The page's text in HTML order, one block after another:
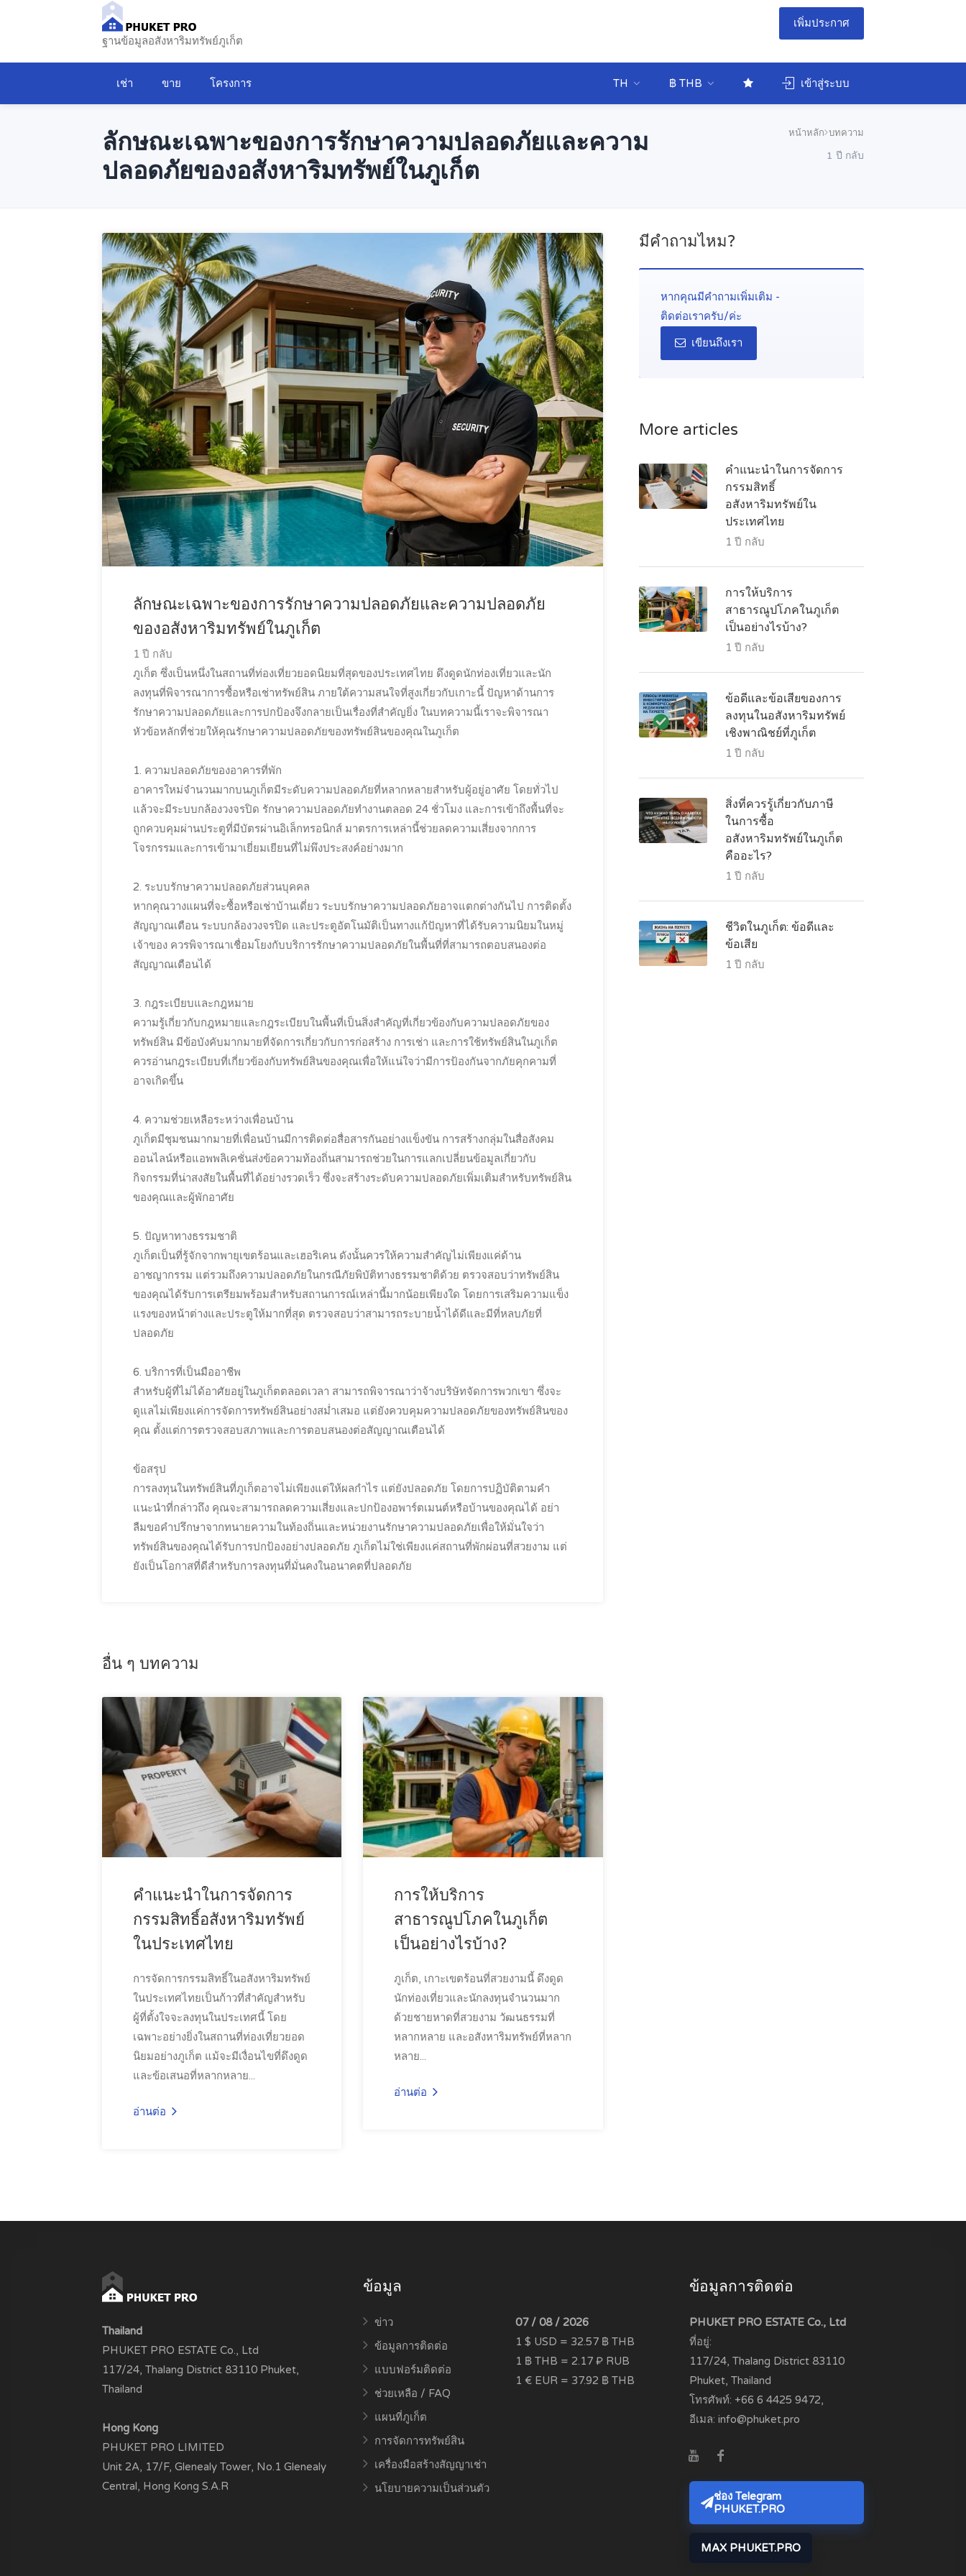
ฐานข้อมูลอสังหาริมทรัพย์ภูเก็ต
เพิ่มประกาศ
เช่า ขาย โครงการ เข้าสู่ระบบ
฿ THB
TH
ลักษณะเฉพาะของการรักษาความปลอดภัยและความ
ปลอดภัยของอสังหาริมทรัพย์ในภูเก็ต
หน้าหลัก บทความ
1 ปี กลับ
ลักษณะเฉพาะของการรักษาความปลอดภัยและความปลอดภัย
ของอสังหาริมทรัพย์ในภูเก็ต
1 ปี กลับ
ภูเก็ต ซึ่งเป็นหนึ่งในสถานที่ท่องเที่ยวยอดนิยมที่สุดของประเทศไทย ดึงดูดนักท่องเที่ยวและนัก
ลงทุนที่พิจารณาการซื้อหรือเช่าทรัพย์สิน ภายใต้ความสนใจที่สูงเกี่ยวกับเกาะนี้ ปัญหาด้านการ
รักษาความปลอดภัยและการปกป้องจึงกลายเป็นเรื่องที่สำคัญยิ่ง ในบทความนี้เราจะพิจารณา
หัวข้อหลักที่ช่วยให้คุณรักษาความปลอดภัยของทรัพย์สินของคุณในภูเก็ต
1. ความปลอดภัยของอาคารที่พัก
อาคารใหม่จำนวนมากบนภูเก็ตมีระดับความปลอดภัยที่หลากหลายสำหรับผู้อยู่อาศัย โดยทั่วไป
แล้วจะมีระบบกล้องวงจรปิด รักษาความปลอดภัยทำงานตลอด 24 ชั่วโมง และการเข้าถึงพื้นที่จะ
ถูกควบคุมผ่านประตูที่มีบัตรผ่านอิเล็กทรอนิกส์ มาตรการเหล่านี้ช่วยลดความเสี่ยงจากการ
โจรกรรมและการเข้ามาเยี่ยมเยียนที่ไม่พึงประสงค์อย่างมาก
2. ระบบรักษาความปลอดภัยส่วนบุคคล
หากคุณวางแผนที่จะซื้อหรือเช่าบ้านเดี่ยว ระบบรักษาความปลอดภัยอาจแตกต่างกันไป การติดตั้ง
สัญญาณเตือน ระบบกล้องวงจรปิด และประตูอัตโนมัติเป็นทางแก้ปัญหาที่ได้รับความนิยมในหมู่
เจ้าของ ควรพิจารณาเชื่อมโยงกับบริการรักษาความปลอดภัยในพื้นที่ที่สามารถตอบสนองต่อ
สัญญาณเตือนได้
3. กฎระเบียบและกฎหมาย
ความรู้เกี่ยวกับกฎหมายและกฎระเบียบในพื้นที่เป็นสิ่งสำคัญที่เกี่ยวข้องกับความปลอดภัยของ
ทรัพย์สิน มีข้อบังคับมากมายที่จัดการเกี่ยวกับการก่อสร้าง การเช่า และการใช้ทรัพย์สินในภูเก็ต
ควรอ่านกฎระเบียบที่เกี่ยวข้องกับทรัพย์สินของคุณเพื่อให้แน่ใจว่ามีการป้องกันจากภัยคุกคามที่
อาจเกิดขึ้น
4. ความช่วยเหลือระหว่างเพื่อนบ้าน
ภูเก็ตมีชุมชนมากมายที่เพื่อนบ้านมีการติดต่อสื่อสารกันอย่างแข็งขัน การสร้างกลุ่มในสื่อสังคม
ออนไลน์หรือแอพพลิเคชั่นส่งข้อความท้องถิ่นสามารถช่วยในการแลกเปลี่ยนข้อมูลเกี่ยวกับ
กิจกรรมที่น่าสงสัยในพื้นที่ได้อย่างรวดเร็ว ซึ่งจะสร้างระดับความปลอดภัยเพิ่มเติมสำหรับทรัพย์สิน
ของคุณและผู้พักอาศัย
5. ปัญหาทางธรรมชาติ
ภูเก็ตเป็นที่รู้จักจากพายุเขตร้อนและเฮอริเคน ดังนั้นควรให้ความสำคัญไม่เพียงแค่ด้าน
อาชญากรรม แต่รวมถึงความปลอดภัยในกรณีภัยพิบัติทางธรรมชาติด้วย ตรวจสอบว่าทรัพย์สิน
ของคุณได้รับการเตรียมพร้อมสำหรับสถานการณ์เหล่านี้มากน้อยเพียงใด โดยการเสริมความแข็ง
แรงของหน้าต่างและประตูให้มากที่สุด ตรวจสอบว่าสามารถระบายน้ำได้ดีและมีที่หลบภัยที่
ปลอดภัย
6. บริการที่เป็นมืออาชีพ
สำหรับผู้ที่ไม่ได้อาศัยอยู่ในภูเก็ตตลอดเวลา สามารถพิจารณาว่าจ้างบริษัทจัดการพวกเขา ซึ่งจะ
ดูแลไม่เพียงแค่การจัดการทรัพย์สินอย่างสม่ำเสมอ แต่ยังควบคุมความปลอดภัยของทรัพย์สินของ
คุณ ตั้งแต่การตรวจสอบสภาพและการตอบสนองต่อสัญญาณเตือนได้
ข้อสรุป
การลงทุนในทรัพย์สินที่ภูเก็ตอาจไม่เพียงแต่ให้ผลกำไร แต่ยังปลอดภัย โดยการปฏิบัติตามคำ
แนะนำที่กล่าวถึง คุณจะสามารถลดความเสี่ยงและปกป้องอพาร์ตเมนต์หรือบ้านของคุณได้ อย่า
ลืมขอคำปรึกษาจากทนายความในท้องถิ่นและหน่วยงานรักษาความปลอดภัยเพื่อให้มั่นใจว่า
ทรัพย์สินของคุณได้รับการปกป้องอย่างปลอดภัย ภูเก็ตไม่ใช่เพียงแค่สถานที่พักผ่อนที่สวยงาม แต่
ยังเป็นโอกาสที่ดีสำหรับการลงทุนที่มั่นคงในอนาคตที่ปลอดภัย
อื่น ๆ บทความ
คำแนะนำในการจัดการ
กรรมสิทธิ์อสังหาริมทรัพย์
ในประเทศไทย
การจัดการกรรมสิทธิ์ในอสังหาริมทรัพย์
ในประเทศไทยเป็นก้าวที่สำคัญสำหรับ
ผู้ที่ตั้งใจจะลงทุนในประเทศนี้ โดย
เฉพาะอย่างยิ่งในสถานที่ท่องเที่ยวยอด
นิยมอย่างภูเก็ต แม้จะมีเงื่อนไขที่ดึงดูด
และข้อเสนอที่หลากหลาย...
อ่านต่อ
การให้บริการ
สาธารณูปโภคในภูเก็ต
เป็นอย่างไรบ้าง?
ภูเก็ต, เกาะเขตร้อนที่สวยงามนี้ ดึงดูด
นักท่องเที่ยวและนักลงทุนจำนวนมาก
ด้วยชายหาดที่สวยงาม วัฒนธรรมที่
หลากหลาย และอสังหาริมทรัพย์ที่หลาก
หลาย...
อ่านต่อ
มีคำถามไหม?
หากคุณมีคำถามเพิ่มเติม -
ติดต่อเราครับ/ค่ะ
เขียนถึงเรา
More articles
คำแนะนำในการจัดการ
กรรมสิทธิ์
อสังหาริมทรัพย์ใน
ประเทศไทย
1 ปี กลับ
การให้บริการ
สาธารณูปโภคในภูเก็ต
เป็นอย่างไรบ้าง?
1 ปี กลับ
ข้อดีและข้อเสียของการ
ลงทุนในอสังหาริมทรัพย์
เชิงพาณิชย์ที่ภูเก็ต
1 ปี กลับ
สิ่งที่ควรรู้เกี่ยวกับภาษี
ในการซื้อ
อสังหาริมทรัพย์ในภูเก็ต
คืออะไร?
1 ปี กลับ
ชีวิตในภูเก็ต: ข้อดีและ
ข้อเสีย
1 ปี กลับ
Thailand
PHUKET PRO ESTATE Co., Ltd
117/24, Thalang District 83110 Phuket,
Thailand
Hong Kong
PHUKET PRO LIMITED
Unit 2A, 17/F, Glenealy Tower, No.1 Glenealy
Central, Hong Kong S.A.R
ข้อมูล
ข่าว
ข้อมูลการติดต่อ
แบบฟอร์มติดต่อ
ช่วยเหลือ / FAQ
แผนที่ภูเก็ต
การจัดการทรัพย์สิน
เครื่องมือสร้างสัญญาเช่า
นโยบายความเป็นส่วนตัว
07 / 08 / 2026
1 $ USD = 32.57 ฿ THB
1 ฿ THB = 2.17 ₽ RUB
1 € EUR = 37.92 ฿ THB
ข้อมูลการติดต่อ
PHUKET PRO ESTATE Co., Ltd
ที่อยู่:
117/24, Thalang District 83110
Phuket, Thailand
โทรศัพท์:+66 6 4425 9472,
อีเมล:info@phuket.pro
ช่อง Telegram
PHUKET.PRO
MAX PHUKET.PRO